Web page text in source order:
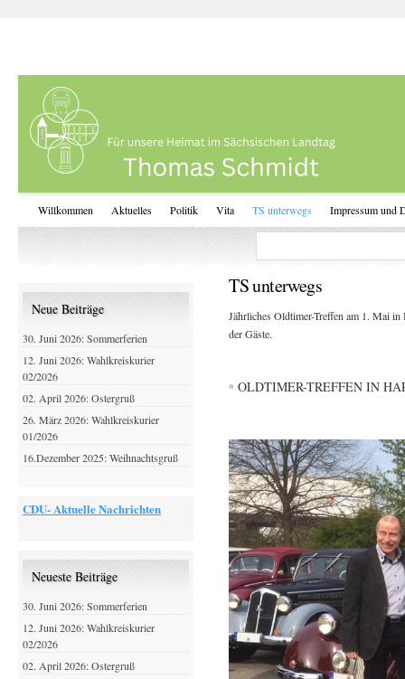
Willkommen Aktuelles Politik Vita TS unterwegs Impressum und
TS unterwegs
Jährliches Oldtimer-Treffen am 1. Mai
der Gäste.
OLDTIMER-TREFFEN IN
Neue Beiträge
30. Juni 2026: Sommerferien
12. Juni 2026: Wahlkreiskurier
02/2026
02. April 2026: Ostergruß
26. März 2026: Wahlkreiskurier
01/2026
16.Dezember 2025: Weihnachtsgruß
CDU- Aktuelle Nachrichten
Neueste Beiträge
30. Juni 2026: Sommerferien
12. Juni 2026: Wahlkreiskurier
02/2026
02. April 2026: Ostergruß